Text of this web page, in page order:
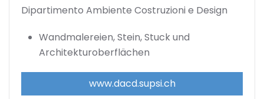
Dipartimento Ambiente Costruzioni e Design
Wandmalereien, Stein, Stuck und
Architekturoberflächen
www.dacd.supsi.ch